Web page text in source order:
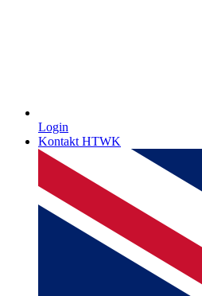
Login
Kontakt HTWK